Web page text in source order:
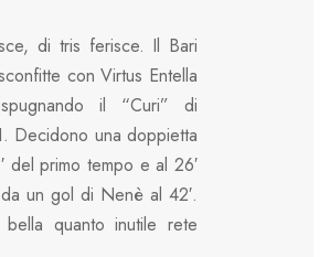
di tris ferisce. Il Bari
con Virtus Entella
il “Curi” di
Decidono una doppietta
del primo tempo e al 26′
un gol di Nenè al 42′.
quanto inutile rete